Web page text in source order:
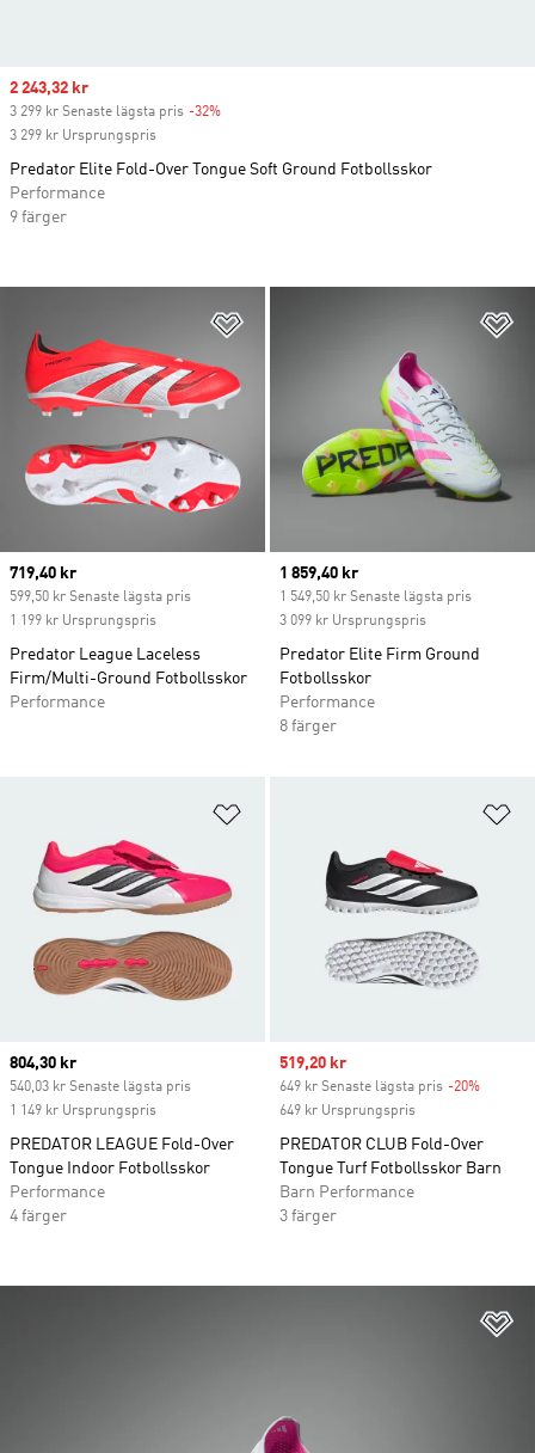
Current price
719,40 kr
599,50 kr Senaste lägsta pris
1 199 kr Ursprungspris
Predator League Laceless
Firm/Multi-Ground Fotbollsskor
Performance
Current price
1 859,40 kr
1 549,50 kr Senaste lägsta pris
3 099 kr Ursprungspris
Predator Elite Firm Ground
Fotbollsskor
Performance
8 färger
Current price
804,30 kr
540,03 kr Senaste lägsta pris
1 149 kr Ursprungspris
PREDATOR LEAGUE Fold-Over
Tongue Indoor Fotbollsskor
Performance
4 färger
Sale price
519,20 kr
649 kr Senaste lägsta pris -20%
649 kr Ursprungspris
PREDATOR CLUB Fold-Over
Tongue Turf Fotbollsskor Barn
Barn Performance
3 färger
Sale price
2 243,32 kr
3 299 kr Senaste lägsta pris -32%
3 299 kr Ursprungspris
Predator Elite Fold-Over Tongue Soft Ground Fotbollsskor
Performance
9 färger